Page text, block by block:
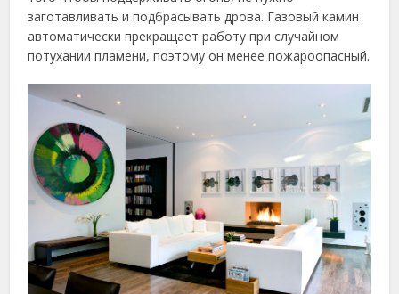
заготавливать и подбрасывать дрова. Газовый камин
автоматически прекращает работу при случайном
потухании пламени, поэтому он менее пожароопасный.